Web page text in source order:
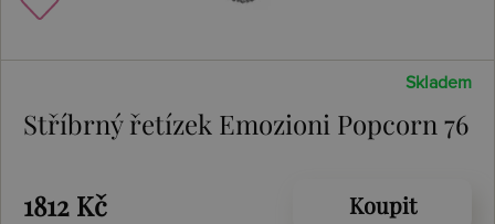
Skladem
Stříbrný řetízek Emozioni Popcorn 76
1812 Kč Koupit